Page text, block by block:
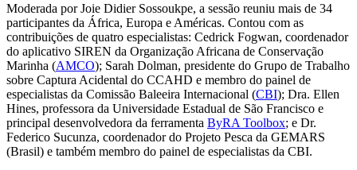
Moderada por Joie Didier Sossoukpe, a sessão reuniu mais de 34
participantes da África, Europa e Américas. Contou com as
contribuições de quatro especialistas: Cedrick Fogwan, coordenador
do aplicativo SIREN da Organização Africana de Conservação
Marinha (AMCO); Sarah Dolman, presidente do Grupo de Trabalho
sobre Captura Acidental do CCAHD e membro do painel de
especialistas da Comissão Baleeira Internacional (CBI); Dra. Ellen
Hines, professora da Universidade Estadual de São Francisco e
principal desenvolvedora da ferramenta ByRA Toolbox; e Dr.
Federico Sucunza, coordenador do Projeto Pesca da GEMARS
(Brasil) e também membro do painel de especialistas da CBI.